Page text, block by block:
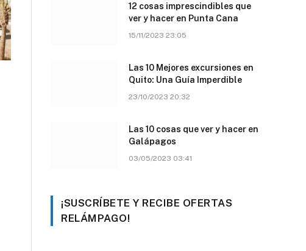
12 cosas imprescindibles que
ver y hacer en Punta Cana
15/11/2023 23:05
Las 10 Mejores excursiones en
Quito: Una Guía Imperdible
23/10/2023 20:32
Las 10 cosas que ver y hacer en
Galápagos
03/05/2023 03:41
¡SUSCRÍBETE Y RECIBE OFERTAS
RELÁMPAGO!